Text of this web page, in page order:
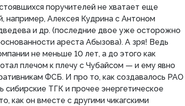
поручителей не хватает еще
например, Алексея Кудрина с Антоном
и др. (последние двое уже осторожно
ареста Абызова). А зря! Ведь
не меньше 10 лет, а до этого как
плечом к плечу с Чубайсом — и ему явно
ФСБ. И про то, как создавалось РАО
сибирские ТГК и прочее энергетическое
как он вместе с другими чикагскими